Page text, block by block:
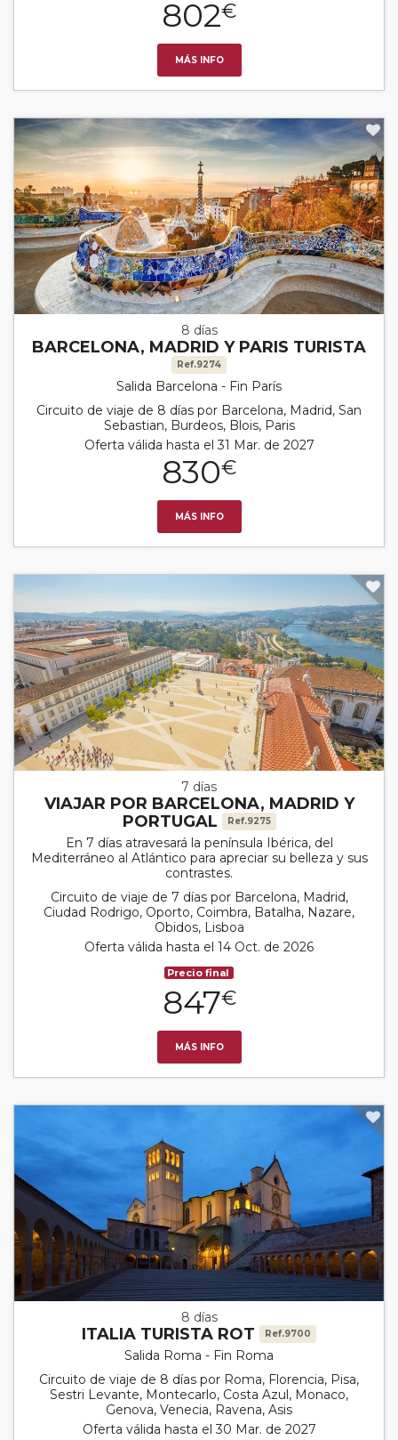
802€
MÁS INFO
8 días
BARCELONA, MADRID Y PARIS TURISTA
Ref.9274
Salida Barcelona - Fin París
Circuito de viaje de 8 días por Barcelona, Madrid, San
Sebastian, Burdeos, Blois, Paris
Oferta válida hasta el 31 Mar. de 2027
830€
MÁS INFO
7 días
VIAJAR POR BARCELONA, MADRID Y
PORTUGAL
Ref.9275
En 7 días atravesará la península Ibérica, del
Mediterráneo al Atlántico para apreciar su belleza y sus
contrastes.
Circuito de viaje de 7 días por Barcelona, Madrid,
Ciudad Rodrigo, Oporto, Coimbra, Batalha, Nazare,
Obidos, Lisboa
Oferta válida hasta el 14 Oct. de 2026
Precio final
847€
MÁS INFO
8 días
ITALIA TURISTA ROT Ref.9700
Salida Roma - Fin Roma
Circuito de viaje de 8 días por Roma, Florencia, Pisa,
Sestri Levante, Montecarlo, Costa Azul, Monaco,
Genova, Venecia, Ravena, Asis
Oferta válida hasta el 30 Mar. de 2027